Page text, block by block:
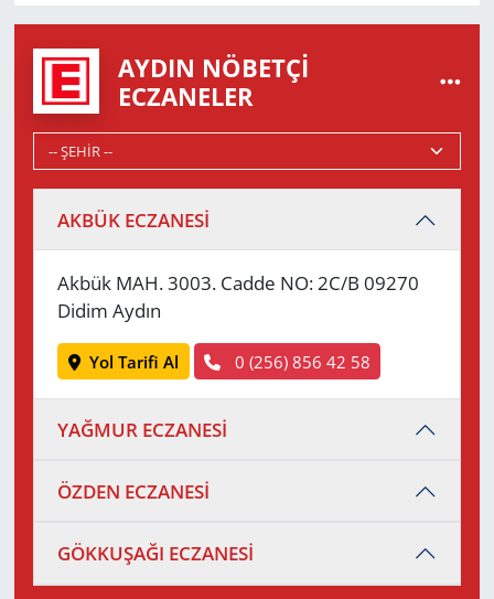
AYDIN NÖBETÇI
ECZANELER
AKBÜK ECZANESİ
Akbük MAH. 3003. Cadde NO: 2C/B 09270
Didim Aydın
Yol Tarifi Al 0 (256) 856 42 58
YAĞMUR ECZANESİ
ÖZDEN ECZANESİ
GÖKKUŞAĞI ECZANESİ